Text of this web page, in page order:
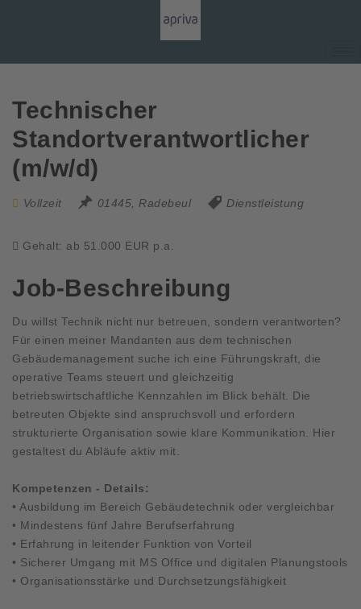
Technischer
Standortverantwortlicher
(m/w/d)
Vollzeit 01445, Radebeul Dienstleistung
Gehalt: ab 51.000 EUR p.a.
Job-Beschreibung
Du willst Technik nicht nur betreuen, sondern verantworten?
Für einen meiner Mandanten aus dem technischen
Gebäudemanagement suche ich eine Führungskraft, die
operative Teams steuert und gleichzeitig
betriebswirtschaftliche Kennzahlen im Blick behält. Die
betreuten Objekte sind anspruchsvoll und erfordern
strukturierte Organisation sowie klare Kommunikation. Hier
gestaltest du Abläufe aktiv mit.
Kompetenzen - Details:
• Ausbildung im Bereich Gebäudetechnik oder vergleichbar
• Mindestens fünf Jahre Berufserfahrung
• Erfahrung in leitender Funktion von Vorteil
• Sicherer Umgang mit MS Office und digitalen Planungstools
• Organisationsstärke und Durchsetzungsfähigkeit